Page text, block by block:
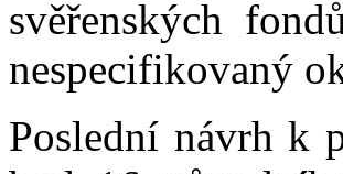
svěřenských
nespecifikovaný
Poslední návrh k